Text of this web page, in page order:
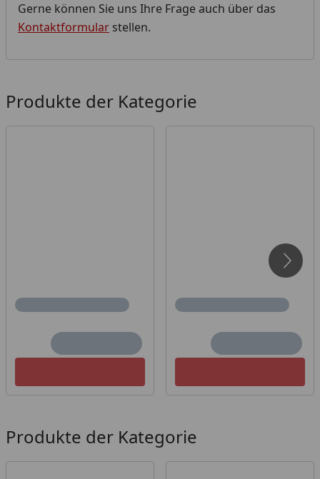
Gerne können Sie uns Ihre Frage auch über das
Kontaktformular stellen.
Produkte der Kategorie
Produkte der Kategorie